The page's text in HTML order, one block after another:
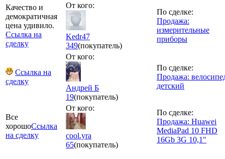
Качество и
демократичная
цена удивило.
Ссылка на
сделку
От кого:
Kedr47
349(покупатель)
По сделке:
Продажа:
измерительные
приборы
Ссылка на
сделку
От кого:
Андрей Б
19(покупатель)
По сделке:
Продажа:
детский
Все
хорошоСсылка
на сделку
От кого:
cool.yra
65(покупатель)
По сделке:
Продажа: Huawei
MediaPad 10 FHD
16Gb 3G 10,1"